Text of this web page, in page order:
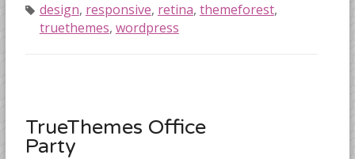
design, responsive, retina, themeforest,
truethemes, wordpress
TrueThemes Office
Party